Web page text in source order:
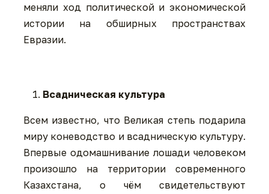
меняли ход политической и экономической
истории на обширных пространствах
Евразии.
Всадническая культура
Всем известно, что Великая степь подарила
миру коневодство и всадническую культуру.
Впервые одомашнивание лошади человеком
произошло на территории современного
Казахстана, о чём свидетельствуют